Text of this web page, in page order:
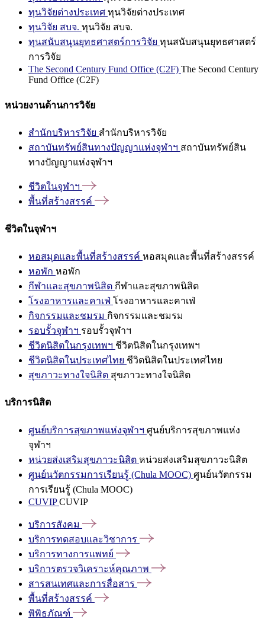
ทุนวิจัยต่างประเทศ ทุนวิจัยต่างประเทศ
ทุนวิจัย สบจ. ทุนวิจัย สบจ.
ทุนสนับสนุนยุทธศาสตร์การวิจัย ทุนสนับสนุนยุทธศาสตร์
การวิจัย
The Second Century Fund Office (C2F) The Second Century
Fund Office (C2F)
หน่วยงานด้านการวิจัย
สำนักบริหารวิจัย สำนักบริหารวิจัย
สถาบันทรัพย์สินทางปัญญาแห่งจุฬาฯ สถาบันทรัพย์สิน
ทางปัญญาแห่งจุฬาฯ
ชีวิตในจุฬาฯ
พื้นที่สร้างสรรค์
ชีวิตในจุฬาฯ
หอสมุดและพื้นที่สร้างสรรค์ หอสมุดและพื้นที่สร้างสรรค์
หอพัก หอพัก
กีฬาและสุขภาพนิสิต กีฬาและสุขภาพนิสิต
โรงอาหารและคาเฟ่ โรงอาหารและคาเฟ่
กิจกรรมและชมรม กิจกรรมและชมรม
รอบรั้วจุฬาฯ รอบรั้วจุฬาฯ
ชีวิตนิสิตในกรุงเทพฯ ชีวิตนิสิตในกรุงเทพฯ
ชีวิตนิสิตในประเทศไทย ชีวิตนิสิตในประเทศไทย
สุขภาวะทางใจนิสิต สุขภาวะทางใจนิสิต
บริการนิสิต
ศูนย์บริการสุขภาพแห่งจุฬาฯ ศูนย์บริการสุขภาพแห่ง
จุฬาฯ
หน่วยส่งเสริมสุขภาวะนิสิต หน่วยส่งเสริมสุขภาวะนิสิต
ศูนย์นวัตกรรมการเรียนรู้ (Chula MOOC) ศูนย์นวัตกรรม
การเรียนรู้ (Chula MOOC)
CUVIPCUVIP
บริการสังคม
บริการทดสอบและวิชาการ
บริการทางการแพทย์
บริการตรวจวิเคราะห์คุณภาพ
สารสนเทศและการสื่อสาร
พื้นที่สร้างสรรค์
พิพิธภัณฑ์